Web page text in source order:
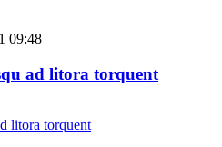
09:48
ad litora torquent